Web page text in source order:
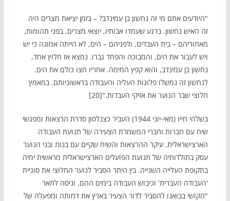
"היודעים אתם מי זה נחשון בן עמינדב? – בזמן יציאת מצרים היה
זה האיש נחשון. ברגע שעמדו אבותיו, יוצאי מצרים, בפני תהומות,
מאחוריהם – בית העבדים, ולפניהם – הים, לא הייתה אמונה כי יש
ויש לעבור את הים, והמבוכה והפחד גברו. נמצא אז חלוץ אחד,
נחשון בן עמינדב, והוא קפץ המימה. אחריו חצו כולם את הים.
לנחשון זה נמשלו פלוגות העליה והעבודה בראשוניותם. במאמץ
חלוצי שבר הנוער את אזיקי העבדות."[20]
בשלהי חייו (מאי-יוני 1944) העביר כצנלסון סדרת הרצאות ומפגשי
שיח עם חברות וחברי המשמרת הצעירה של תנועת העבודה
הארצישראלית. עיקר ההרצאות והשיח שקיים עם בנות ובני הנוער
עסק בתולדותיה של תנועת הפועלים הארצישראלית מראשית ימיה
בתקופת העלייה השנייה. בין היתר הסביר לנוער החלוצי את סוגיית
'העבודה העברית' וכיבוש העבודה בימים ההם, וניסה לתאר
"הקושי בבואנו להסביר לדור הצעיר בארץ את דמותה ומפעלה של